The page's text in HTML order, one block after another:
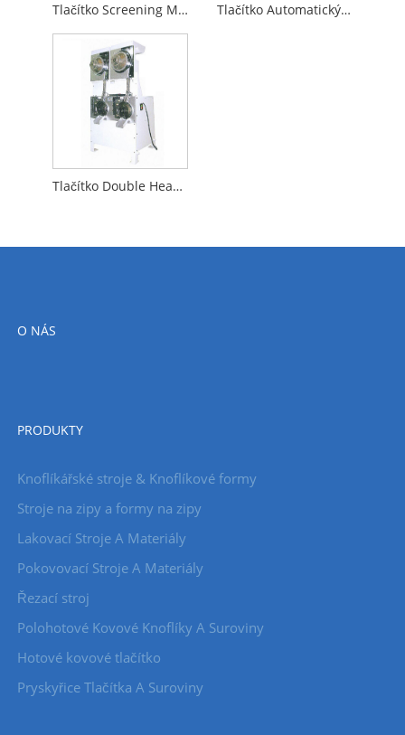
Tlačítko Screening Machine Tlačítko Automatický Nýtovací Stroj
Tlačítko Double Head Neck Roll Machine
O NÁS
PRODUKTY
Knoflíkářské stroje & Knoflíkové formy
Stroje na zipy a formy na zipy
Lakovací Stroje A Materiály
Pokovovací Stroje A Materiály
Řezací stroj
Polohotové Kovové Knoflíky A Suroviny
Hotové kovové tlačítko
Pryskyřice Tlačítka A Suroviny